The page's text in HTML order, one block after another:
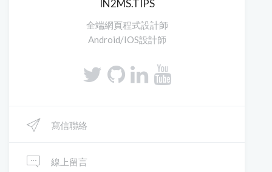
IN2MS.TIPS
全端網頁程式設計師
Android/IOS設計師
寫信聯絡
線上留言